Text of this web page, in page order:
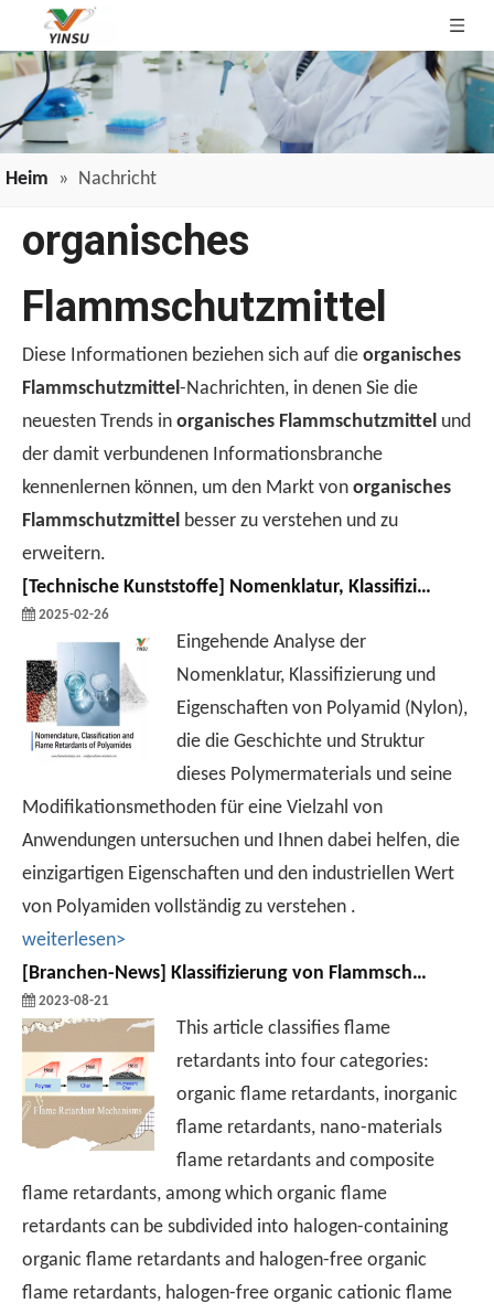
Heim » Nachricht
organisches
Flammschutzmittel
Diese Informationen beziehen sich auf die organisches
Flammschutzmittel-Nachrichten, in denen Sie die
neuesten Trends in organisches Flammschutzmittel und
der damit verbundenen Informationsbranche
kennenlernen können, um den Markt von organisches
Flammschutzmittel besser zu verstehen und zu
erweitern.
Technische Kunststoffe Nomenklatur, Klassifizierung und Flammschutzmittel von Polyamiden
2025-02-26
Eingehende Analyse der
Nomenklatur, Klassifizierung und
Eigenschaften von Polyamid (Nylon),
die die Geschichte und Struktur
dieses Polymermaterials und seine
Modifikationsmethoden für eine Vielzahl von
Anwendungen untersuchen und Ihnen dabei helfen, die
einzigartigen Eigenschaften und den industriellen Wert
von Polyamiden vollständig zu verstehen .
weiterlesen>
Branchen-News Klassifizierung von Flammschutzmitteln und Analyse ihrer Rollenmechanismen
2023-08-21
This article classifies flame
retardants into four categories:
organic flame retardants, inorganic
flame retardants, nano-materials
flame retardants and composite
flame retardants, among which organic flame
retardants can be subdivided into halogen-containing
organic flame retardants and halogen-free organic
flame retardants, halogen-free organic cationic flame